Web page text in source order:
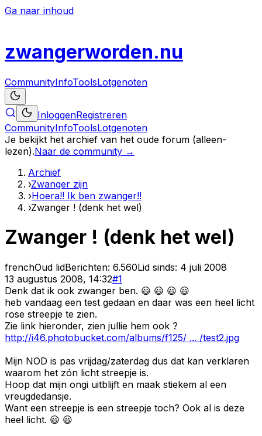
Ga naar inhoud
zwangerworden.nu
CommunityInfoToolsLotgenoten
InloggenRegistreren
CommunityInfoToolsLotgenoten
Je bekijkt het archief van het oude forum (alleen-
lezen).Naar de community →
Archief
›Zwanger zijn
›Hoera!! Ik ben zwanger!!
›Zwanger ! (denk het wel)
Zwanger ! (denk het wel)
frenchOud lidBerichten: 6.560Lid sinds: 4 juli 2008
13 augustus 2008, 14:32#1
Denk dat ik ook zwanger ben. 😃 😃 😃 😃
heb vandaag een test gedaan en daar was een heel licht
rose streepje te zien.
Zie link hieronder, zien jullie hem ook ?
http://i46.photobucket.com/albums/f125/ ... /test2.jpg
Mijn NOD is pas vrijdag/zaterdag dus dat kan verklaren
waarom het zón licht streepje is.
Hoop dat mijn ongi uitblijft en maak stiekem al een
vreugdedansje.
Want een streepje is een streepje toch? Ook al is deze
heel licht. 😃 😃